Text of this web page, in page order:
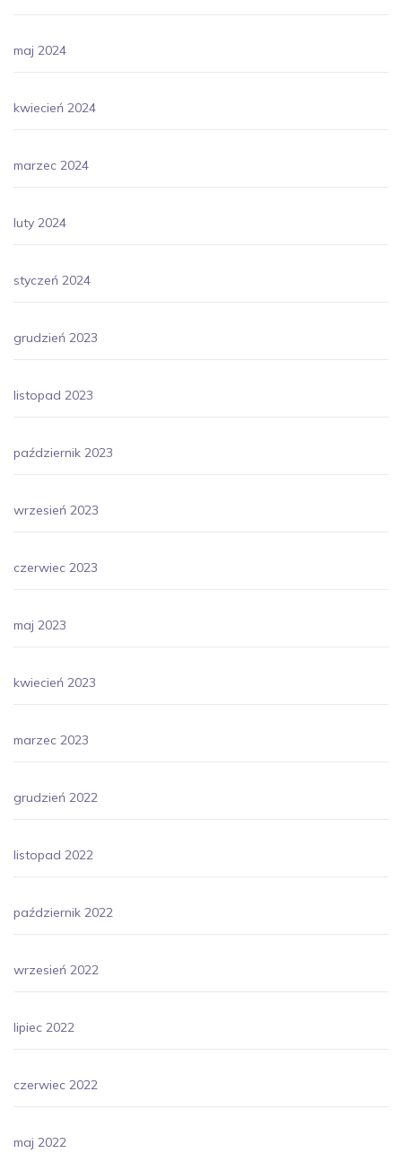
maj 2024
kwiecień 2024
marzec 2024
luty 2024
styczeń 2024
grudzień 2023
listopad 2023
październik 2023
wrzesień 2023
czerwiec 2023
maj 2023
kwiecień 2023
marzec 2023
grudzień 2022
listopad 2022
październik 2022
wrzesień 2022
lipiec 2022
czerwiec 2022
maj 2022